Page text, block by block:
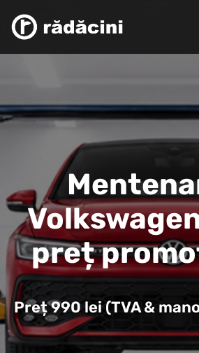
preț
Preț 990 lei (TVA &